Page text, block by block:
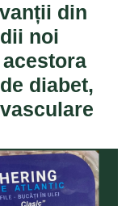
din
noi
diabet,